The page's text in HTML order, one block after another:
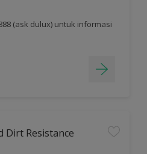
(ask dulux) untuk informasi
Dirt Resistance